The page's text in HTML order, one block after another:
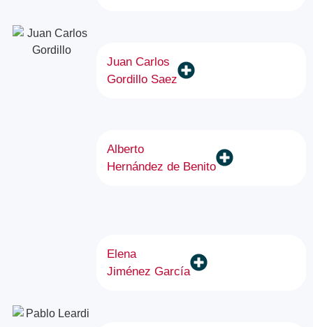
Juan Carlos
Gordillo Saez
Alberto
Hernández de Benito
Elena
Jiménez García